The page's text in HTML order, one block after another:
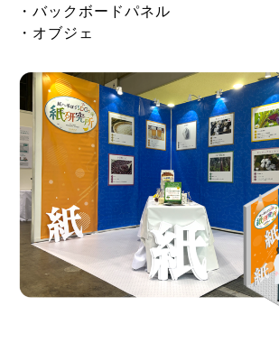
・バックボードパネル
・オブジェ